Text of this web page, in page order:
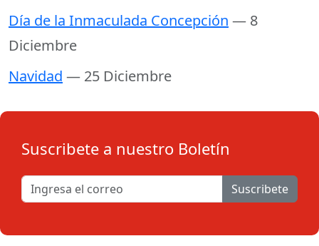
Día de la Inmaculada Concepción — 8
Diciembre
Navidad — 25 Diciembre
Suscribete a nuestro Boletín
Suscribete